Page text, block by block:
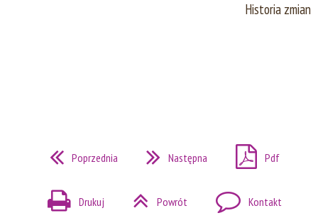
Historia zmian
Poprzednia Następna Pdf
Drukuj Powrót Kontakt